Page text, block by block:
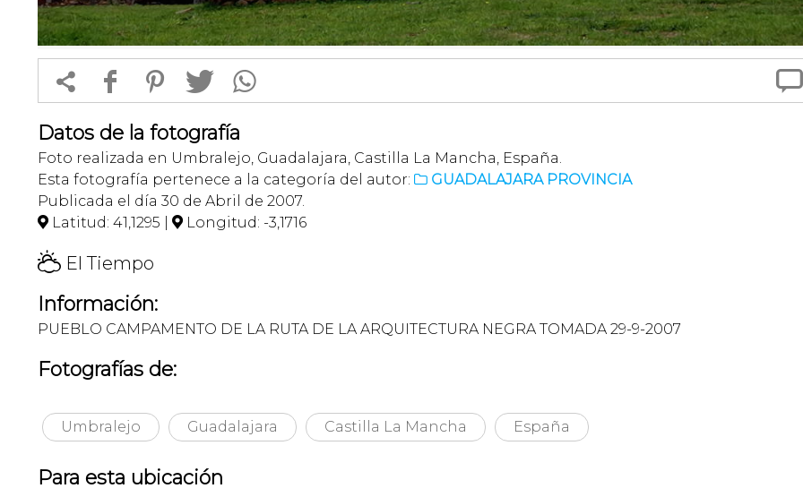
 f 1 T  
Datos de la fotografía
Foto realizada en Umbralejo, Guadalajara, Castilla La Mancha, España.
Esta fotografía pertenece a la categoría del autor:  GUADALAJARA PROVINCIA
Publicada el día 30 de Abril de 2007.
 Latitud: 41,1295 |  Longitud: -3,1716
H El Tiempo
Información:
PUEBLO CAMPAMENTO DE LA RUTA DE LA ARQUITECTURA NEGRA TOMADA 29-9-2007
Fotografías de:
Umbralejo Guadalajara Castilla La Mancha España
Para esta ubicación